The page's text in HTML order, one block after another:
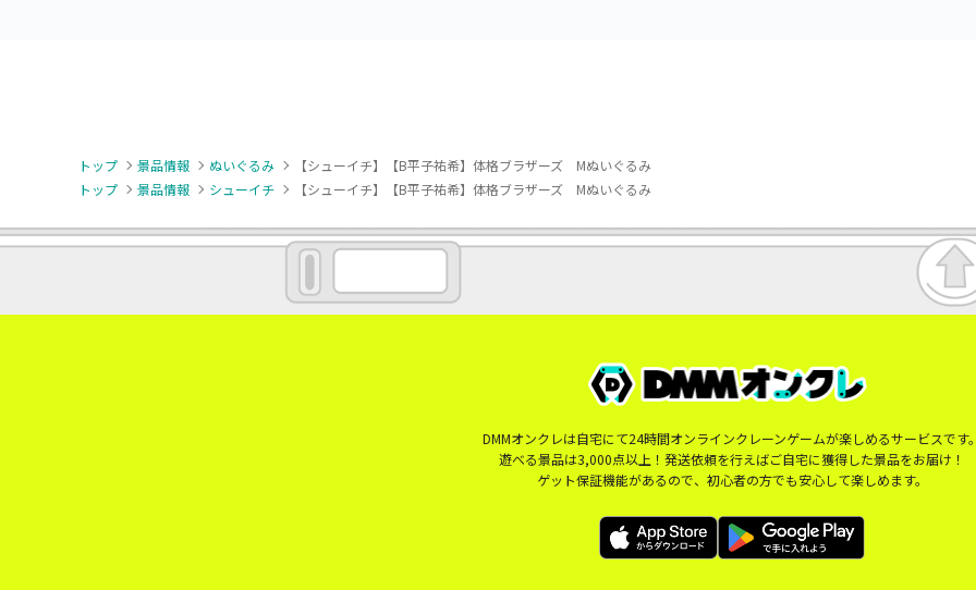
トップ 景品情報 ぬいぐるみ
【シューイチ】【B平子祐希】体格ブラザーズ Mぬいぐるみ
トップ
景品情報 シューイチ 【シューイチ】【B平子祐希】体格ブラザーズ Mぬいぐるみ
DMMオンクレは自宅にて24時間オンラインクレーンゲームが楽しめるサービスです
遊べる景品は3,000点以上！発送依頼を行えばご自宅に獲得した景品をお届け！
ゲット保証機能があるので、初心者の方でも安心して楽しめます。